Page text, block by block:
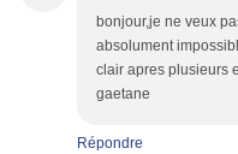
bonjour,je ne veux
absolument
clair apres plusieurs
gaetane
Répondre